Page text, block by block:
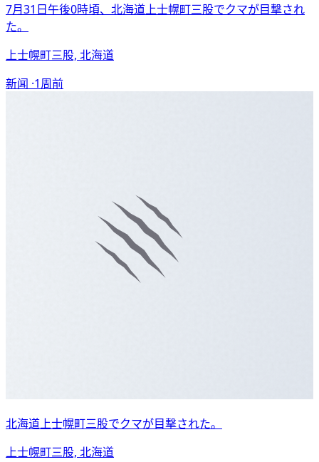
7月31日午後0時頃、北海道上士幌町三股でクマが目撃され
た。
上士幌町三股, 北海道
新闻 ·1周前
北海道上士幌町三股でクマが目撃された。
上士幌町三股, 北海道